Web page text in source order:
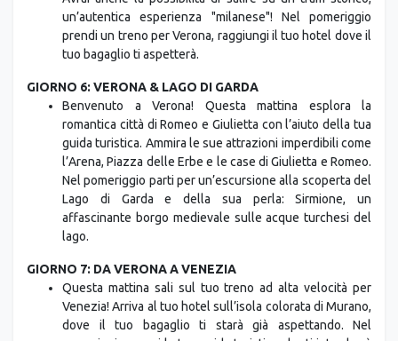
come il Castello Sforzesco e il Quadrilatero della Moda.
Avrai anche la possibilità di salire su un tram storico,
un’autentica esperienza "milanese"! Nel pomeriggio
prendi un treno per Verona, raggiungi il tuo hotel dove il
tuo bagaglio ti aspetterà.
GIORNO 6: VERONA & LAGO DI GARDA
Benvenuto a Verona! Questa mattina esplora la
romantica città di Romeo e Giulietta con l’aiuto della tua
guida turistica. Ammira le sue attrazioni imperdibili come
l’Arena, Piazza delle Erbe e le case di Giulietta e Romeo.
Nel pomeriggio parti per un’escursione alla scoperta del
Lago di Garda e della sua perla: Sirmione, un
affascinante borgo medievale sulle acque turchesi del
lago.
GIORNO 7: DA VERONA A VENEZIA
Questa mattina sali sul tuo treno ad alta velocità per
Venezia! Arriva al tuo hotel sull’isola colorata di Murano,